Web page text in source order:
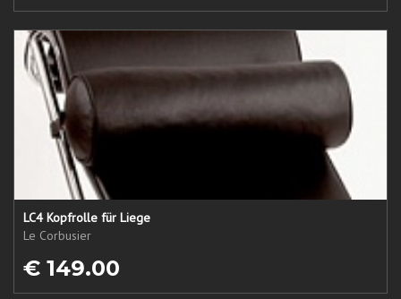
LC4 Kopfrolle für Liege
Le Corbusier
€ 149.00